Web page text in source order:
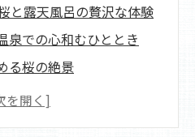
と露天風呂の贅沢な体験
泉での心和むひととき
る桜の絶景
横谷の温泉旅